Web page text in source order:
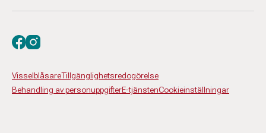
VisselblåsareTillgänglighetsredogörelse
Behandling av personuppgifterE-tjänstenCookieinställningar
Besök oss på facebook
Besök oss på instagram